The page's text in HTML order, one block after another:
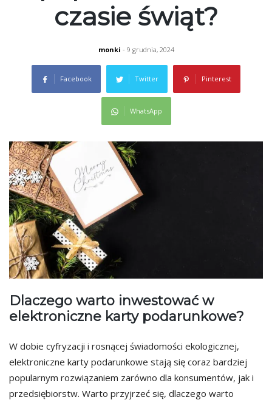
czasie świąt?
monki - 9 grudnia, 2024
Facebook Twitter Pinterest
WhatsApp
Dlaczego warto inwestować w
elektroniczne karty podarunkowe?
W dobie cyfryzacji i rosnącej świadomości ekologicznej,
elektroniczne karty podarunkowe stają się coraz bardziej
popularnym rozwiązaniem zarówno dla konsumentów, jak i
przedsiębiorstw. Warto przyjrzeć się, dlaczego warto